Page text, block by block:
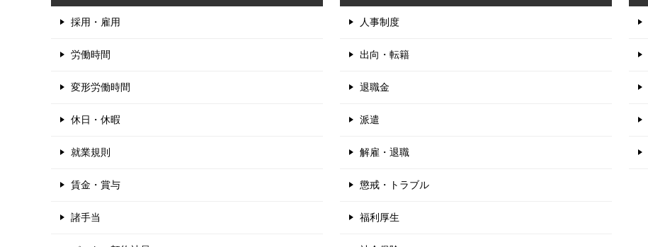
採用・雇用
労働時間
変形労働時間
休日・休暇
就業規則
賃金・賞与
諸手当
人事制度
出向・転籍
退職金
派遣
解雇・退職
懲戒・トラブル
福利厚生